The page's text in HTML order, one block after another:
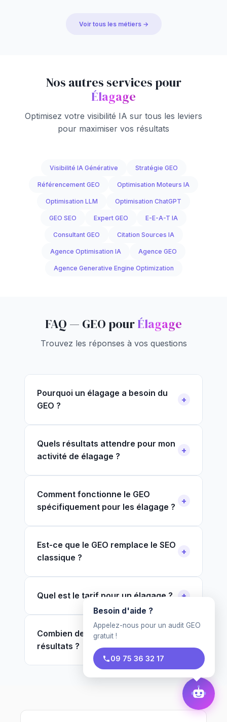
Voir tous les métiers →
Nos autres services pour
Élagage
Optimisez votre visibilité IA sur tous les leviers
pour maximiser vos résultats
Visibilité IA Générative Stratégie GEO
Référencement GEO Optimisation Moteurs IA
Optimisation LLM Optimisation ChatGPT
GEO SEO Expert GEO E-E-A-T IA
Consultant GEO Citation Sources IA
Agence Optimisation IA Agence GEO
Agence Generative Engine Optimization
FAQ — GEO pourÉlagage
Trouvez les réponses à vos questions
Pourquoi un élagage a besoin du
GEO ?
Quels résultats attendre pour mon
activité de élagage ?
Comment fonctionne le GEO
spécifiquement pour les élagage ?
Est-ce que le GEO remplace le SEO
classique ?
Quel est le tarif pour un élagage ?
Combien de temps pour voir des
résultats ?
Besoin d'aide ?
Appelez-nous pour un audit GEO
gratuit !
09 75 36 32 17